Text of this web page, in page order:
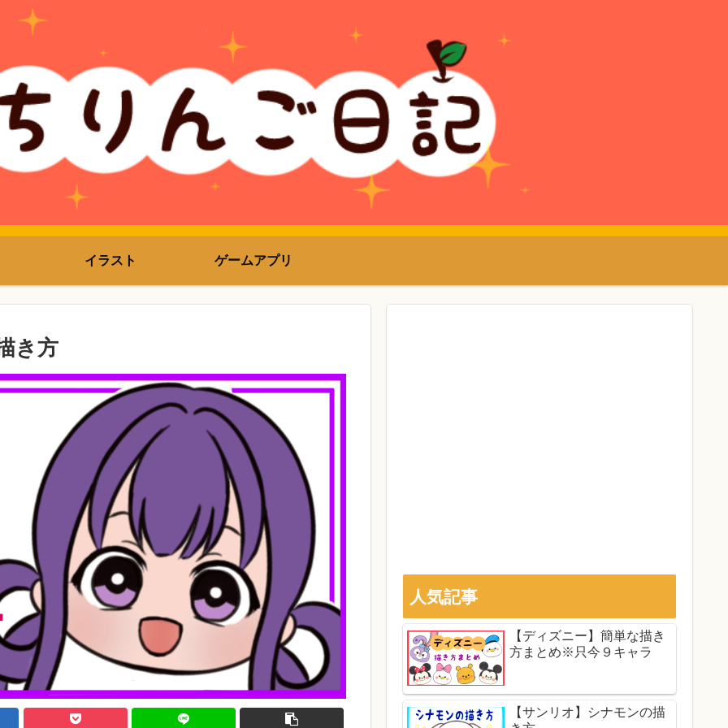
イラスト ゲームアプリ
き方
人気記事
【ディズニー】簡単な描き
方まとめ※只今９キャラ
【サンリオ】シナモンの描